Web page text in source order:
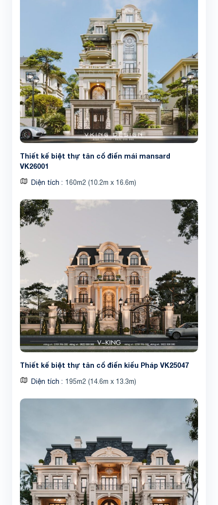
Thiết kế biệt thự tân cổ điển mái mansard
VK26001
Diện tích 160m2 (10.2m x 16.6m)
Thiết kế biệt thự tân cổ điển kiểu Pháp VK25047
Diện tích 195m2 (14.6m x 13.3m)